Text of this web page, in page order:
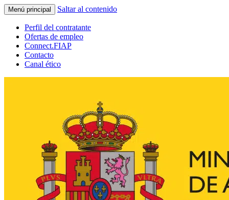
Menú principal Saltar al contenido
Perfil del contratante
Ofertas de empleo
Connect.FIAP
Contacto
Canal ético